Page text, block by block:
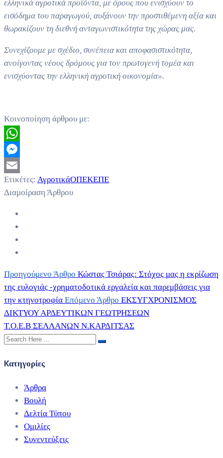
ελληνικά αγροτικά προϊόντα, με όρους που ενισχύουν το
εισόδημα του παραγωγού, αυξάνουν την προστιθέμενη αξία και
θωρακίζουν τη διεθνή ανταγωνιστικότητα της χώρας μας.
Συνεχίζουμε με σχέδιο, συνέπεια και αποφασιστικότητα,
ανοίγοντας νέους δρόμους για τον πρωτογενή τομέα και
ενισχύοντας την ελληνική αγροτική οικονομία».
Κοινοποίηση άρθρου με:
WhatsApp
Messenger
Email
Ετικέτες: ΑγροτικάΟΠΕΚΕΠΕ
Διαμοίραση Άρθρου
Προηγούμενο Άρθρο Κώστας Τσιάρας: Στόχος μας η εκρίζωση
της ευλογιάς -χρηματοδοτικά εργαλεία και παρεμβάσεις για
την κτηνοτροφία Επόμενο Άρθρο ΕΚΣΥΓΧΡΟΝΙΣΜΟΣ
ΔΙΚΤΥΟΥ ΑΡΔΕΥΤΙΚΩΝ ΓΕΩΤΡΗΣΕΩΝ
Τ.Ο.Ε.Β ΣΕΛΛΑΝΩΝ Ν.ΚΑΡΔΙΤΣΑΣ
Kατηγορίες
Άρθρα
Βουλή
Δελτία Τύπου
Ομιλίες
Συνεντεύξεις